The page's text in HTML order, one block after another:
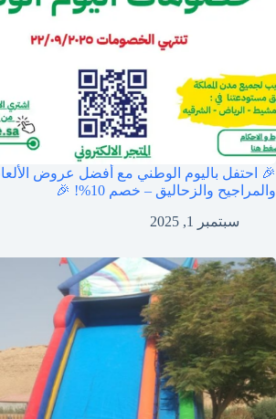
🎉 احتفل باليوم الوطني مع أفضل عروض
والمراجيح والزحاليق – خصم 10%! 🎉
سبتمبر 1, 2025